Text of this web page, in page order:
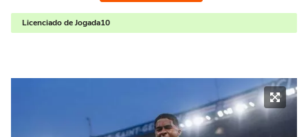
Licenciado de Jogada10